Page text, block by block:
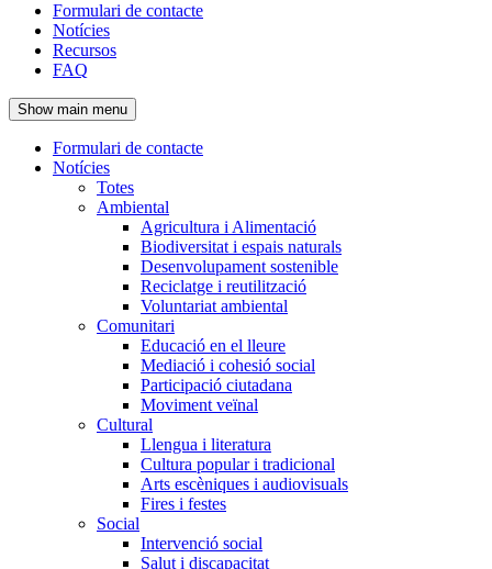
Navegació
principal
de
l'encapçalament
Formulari de contacte
Notícies
Recursos
FAQ
Show main menu
Navegació
principal
Formulari de contacte
Notícies
Totes
Ambiental
Agricultura i Alimentació
Biodiversitat i espais naturals
Desenvolupament sostenible
Reciclatge i reutilització
Voluntariat ambiental
Comunitari
Educació en el lleure
Mediació i cohesió social
Participació ciutadana
Moviment veïnal
Cultural
Llengua i literatura
Cultura popular i tradicional
Arts escèniques i audiovisuals
Fires i festes
Social
Intervenció social
Salut i discapacitat